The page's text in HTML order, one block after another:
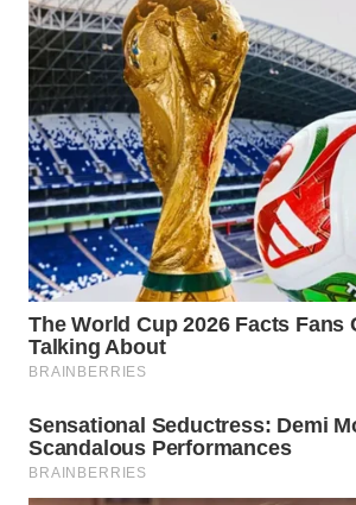
WN
MALUKU
WN
MALUT
WN
DAIRI
WN
DANAU
TOBA
NIAS
WN